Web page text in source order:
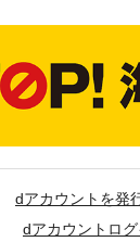
dアカウントを発
dアカウントロ